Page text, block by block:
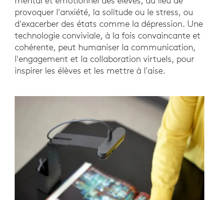
provoquer l'anxiété, la solitude ou le stress, ou
d'exacerber des états comme la dépression. Une
technologie conviviale, à la fois convaincante et
cohérente, peut humaniser la communication,
l'engagement et la collaboration virtuels, pour
inspirer les élèves et les mettre à l'aise.